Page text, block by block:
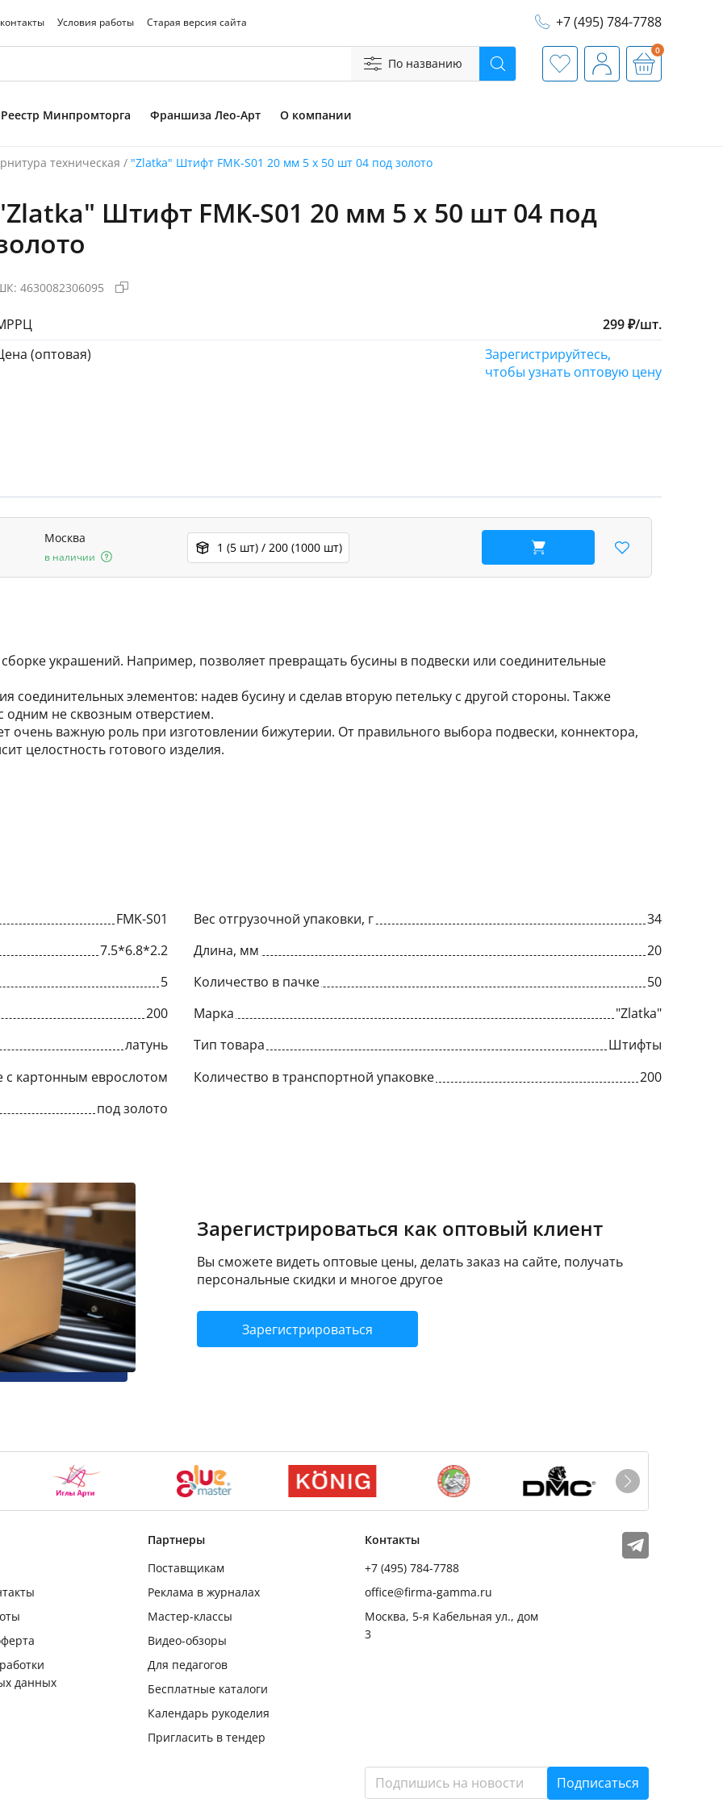
Условия работы Старая версия сайта +7 (495) 784-7788
По названию Поиск ИзбранноеПрофильКорзина
0
Реестр Минпромторга Франшиза Лео-Арт О компании
техническая / "Zlatka" Штифт FMK-S01 20 мм 5 х 50 шт 04 под золото
товараШтифт FMK-S01 20 мм 5 х 50 шт 04 под
4630082306095
299₽/шт.
(оптовая)
Зарегистрируйтесь,
чтобы узнать оптовую цену
Москва
в наличии
1 (5 шт) / 200 (1000 шт) В корзину
украшений. Например, позволяет превращать бусины в подвески или соединительные
соединительных элементов: надев бусину и сделав вторую петельку с другой стороны. Также
одним не сквозным отверстием.
очень важную роль при изготовлении бижутерии. От правильного выбора подвески, коннектора,
целостность готового изделия.
FMK-S01 Вес отгрузочной упаковки, г
34
7.5*6.8*2.2
Длина, мм
20
5
Количество в пачке
50
200
Марка
"Zlatka"
латунь
Тип товара
Штифты
с картонным еврослотом
Количество в транспортной упаковке
200
под золото
Зарегистрироваться как оптовый клиент
Вы сможете видеть оптовые цены, делать заказ на сайте, получать
персональные скидки и многое другое
Зарегистрироваться
данных
Партнеры
Поставщикам
Реклама в журналах
Мастер-классы
Видео-обзоры
Для педагогов
Бесплатные каталоги
Календарь рукоделия
Пригласить в тендер
Контакты
+7 (495) 784-7788
office@firma-gamma.ru
Москва, 5-я Кабельная ул., дом
3
Мы в соцсетях
Телеграм
Подписаться